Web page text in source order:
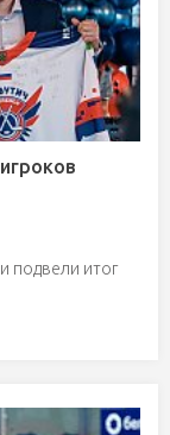
подвели итог